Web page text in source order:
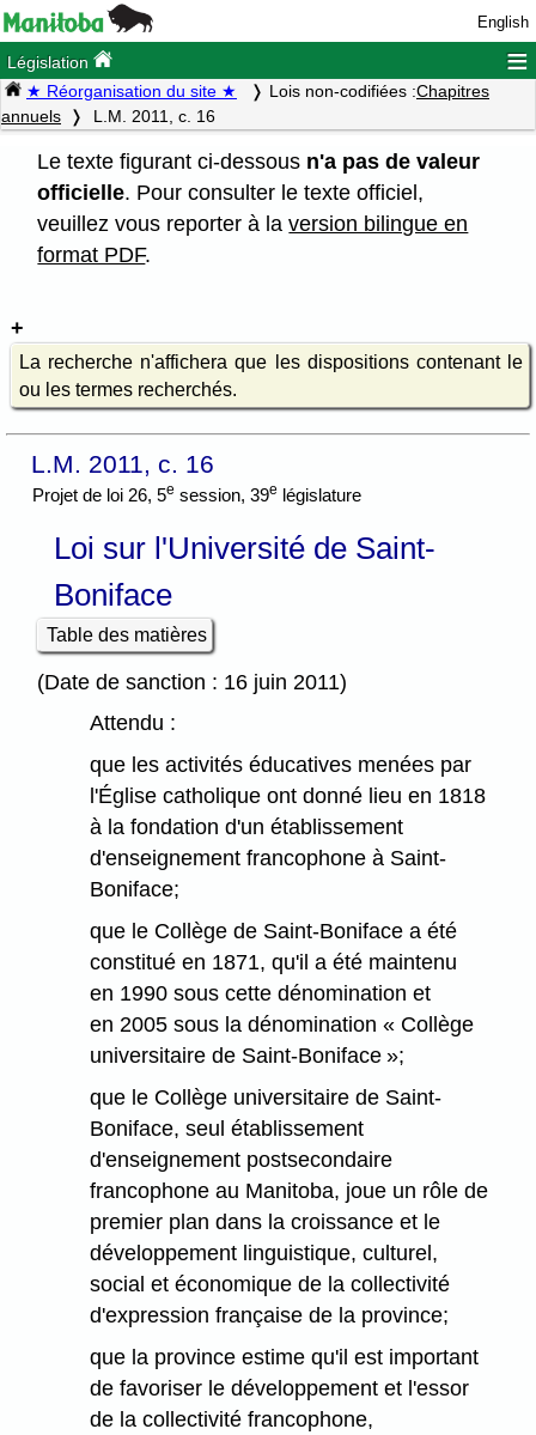
English
Législation ≡
★ Réorganisation du site ★ Lois non-codifiées :Chapitres
annuels
L.M. 2011, c. 16
Le texte figurant ci-dessous n'a pas de valeur
officielle. Pour consulter le texte officiel,
veuillez vous reporter à laversion bilingue en
format PDF.
La recherche n'affichera que les dispositions contenant le
ou les termes recherchés.
L.M. 2011, c. 16
Projet de loi 26, 5e session, 39e législature
Loi sur l'Université de Saint-
Boniface
Table des matières
(Date de sanction : 16 juin 2011)
Attendu :
que les activités éducatives menées par
l'Église catholique ont donné lieu en 1818
à la fondation d'un établissement
d'enseignement francophone à Saint-
Boniface;
que le Collège de Saint-Boniface a été
constitué en 1871, qu'il a été maintenu
en 1990 sous cette dénomination et
en 2005 sous la dénomination « Collège
universitaire de Saint-Boniface »;
que le Collège universitaire de Saint-
Boniface, seul établissement
d'enseignement postsecondaire
francophone au Manitoba, joue un rôle de
premier plan dans la croissance et le
développement linguistique, culturel,
social et économique de la collectivité
d'expression française de la province;
que la province estime qu'il est important
de favoriser le développement et l'essor
de la collectivité francophone,